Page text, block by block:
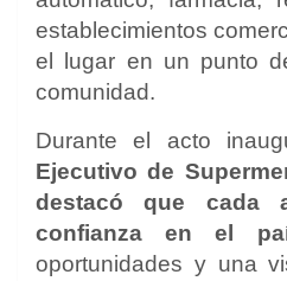
establecimientos
el lugar en un punto
comunidad.
Durante el acto
Ejecutivo de
destacó que cada
confianza en el
oportunidades y una